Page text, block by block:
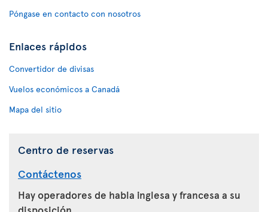
Póngase en contacto con nosotros
Enlaces rápidos
Convertidor de divisas
Vuelos económicos a Canadá
Mapa del sitio
Centro de reservas
Contáctenos
Hay operadores de habla inglesa y francesa a su